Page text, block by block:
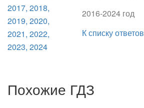
2016-2024 год
К списку ответов
Похожие ГДЗ